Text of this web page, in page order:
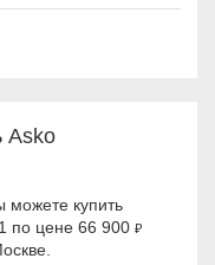
Asko
можете купить
по цене 66 900 ₽